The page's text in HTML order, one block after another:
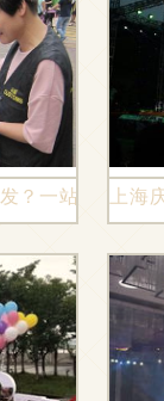
？一站式整合
上海